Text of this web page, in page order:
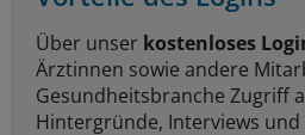
Über unser kostenloses
Ärztinnen sowie andere
Gesundheitsbranche Zugriff
Hintergründe, Interviews und